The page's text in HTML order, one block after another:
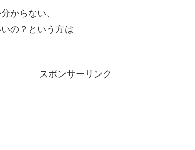
からない、
の？という方は
スポンサーリンク